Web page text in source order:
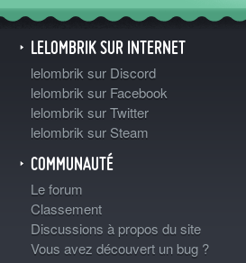
LELOMBRIK SUR INTERNET
lelombrik sur Discord
lelombrik sur Facebook
lelombrik sur Twitter
lelombrik sur Steam
COMMUNAUTÉ
Le forum
Classement
Discussions à propos du site
Vous avez découvert un bug ?